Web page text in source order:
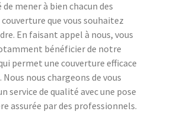
mener à bien chacun des
que vous souhaitez
En faisant appel à nous, vous
bénéficier de notre
permet une couverture efficace
nous chargeons de vous
service de qualité avec une pose
assurée par des professionnels.